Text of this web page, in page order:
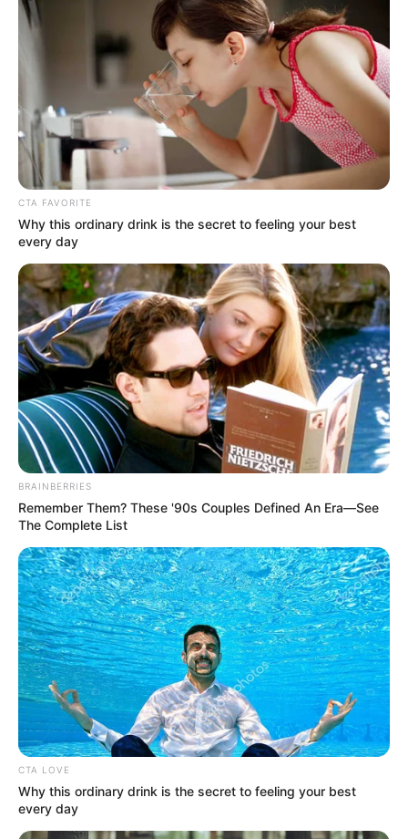
LIHAT ARTIKEL LAINNYA
CTA FAVORITE
Why this ordinary drink is the secret to feeling your best
every day
BRAINBERRIES
Remember Them? These '90s Couples Defined An Era—See
The Complete List
CTA LOVE
Why this ordinary drink is the secret to feeling your best
every day